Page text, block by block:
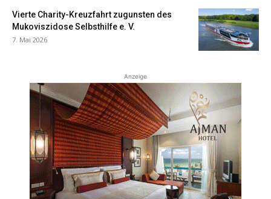
Vierte Charity-Kreuzfahrt zugunsten des
Mukoviszidose Selbsthilfe e. V.
7. Mai 2026
Anzeige